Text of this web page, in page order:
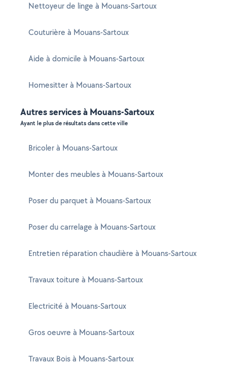
Nettoyeur de linge à Mouans-Sartoux
Couturière à Mouans-Sartoux
Aide à domicile à Mouans-Sartoux
Homesitter à Mouans-Sartoux
Autres services à Mouans-Sartoux
Ayant le plus de résultats dans cette ville
Bricoler à Mouans-Sartoux
Monter des meubles à Mouans-Sartoux
Poser du parquet à Mouans-Sartoux
Poser du carrelage à Mouans-Sartoux
Entretien réparation chaudière à Mouans-Sartoux
Travaux toiture à Mouans-Sartoux
Electricité à Mouans-Sartoux
Gros oeuvre à Mouans-Sartoux
Travaux Bois à Mouans-Sartoux